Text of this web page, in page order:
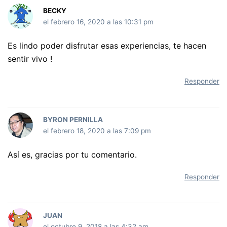
BECKY
el febrero 16, 2020 a las 10:31 pm
Es lindo poder disfrutar esas experiencias, te hacen
sentir vivo !
Responder
BYRON PERNILLA
el febrero 18, 2020 a las 7:09 pm
Así es, gracias por tu comentario.
Responder
JUAN